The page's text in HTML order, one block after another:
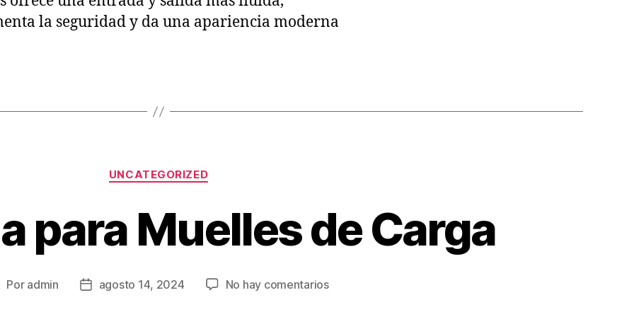
la seguridad y da una apariencia moderna
Categorías
UNCATEGORIZED
para Muelles de Carga
Por admin
Fechaagosto 14, 2024 No hay comentariosen